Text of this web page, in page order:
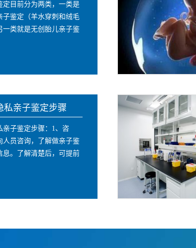
定目前分为两类，一类是
子鉴定（羊水穿刺和绒毛
一类就是无创胎儿亲子鉴
私亲子鉴定步骤
亲子鉴定步骤：1、咨
人员咨询，了解做亲子鉴
息。了解清楚后，可提前